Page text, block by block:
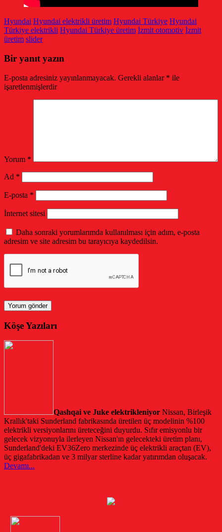
Hyundai Hyundai elektrikli üretim Hyundai Türkiye Hyundai
Türkiye elektrikli Hyundai Türkiye üretim İzmit otomotiv İzmit
üretim slider
Bir yanıt yazın
E-posta adresiniz yayınlanmayacak. Gerekli alanlar * ile
işaretlenmişlerdir
Yorum *
Ad *
E-posta *
İnternet sitesi
Daha sonraki yorumlarımda kullanılması için adım, e-posta
adresim ve site adresim bu tarayıcıya kaydedilsin.
Köşe Yazıları
Qashqai ve Juke elektrikleniyor Nissan, Birleşik
Krallık'taki Sunderland fabrikasında üretilen üç modelinin %100
elektrikli versiyonlarını üreteceğini duyurdu. Sıfır emisyonlu bir
gelecek vizyonuyla ilerleyen Nissan'ın gelecekteki üretim planı,
Sunderland'deki EV36Zero merkezinde üç elektrikli araçtan (EV),
üç gigafabrikadan ve 3 milyar sterline kadar yatırımdan oluşacak.
Devamı...